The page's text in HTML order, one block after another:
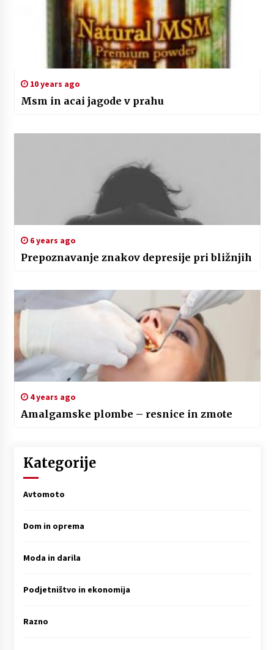
10 years ago
Msm in acai jagode v prahu
6 years ago
Prepoznavanje znakov depresije pri bližnjih
4 years ago
Amalgamske plombe – resnice in zmote
Kategorije
Avtomoto
Dom in oprema
Moda in darila
Podjetništvo in ekonomija
Razno